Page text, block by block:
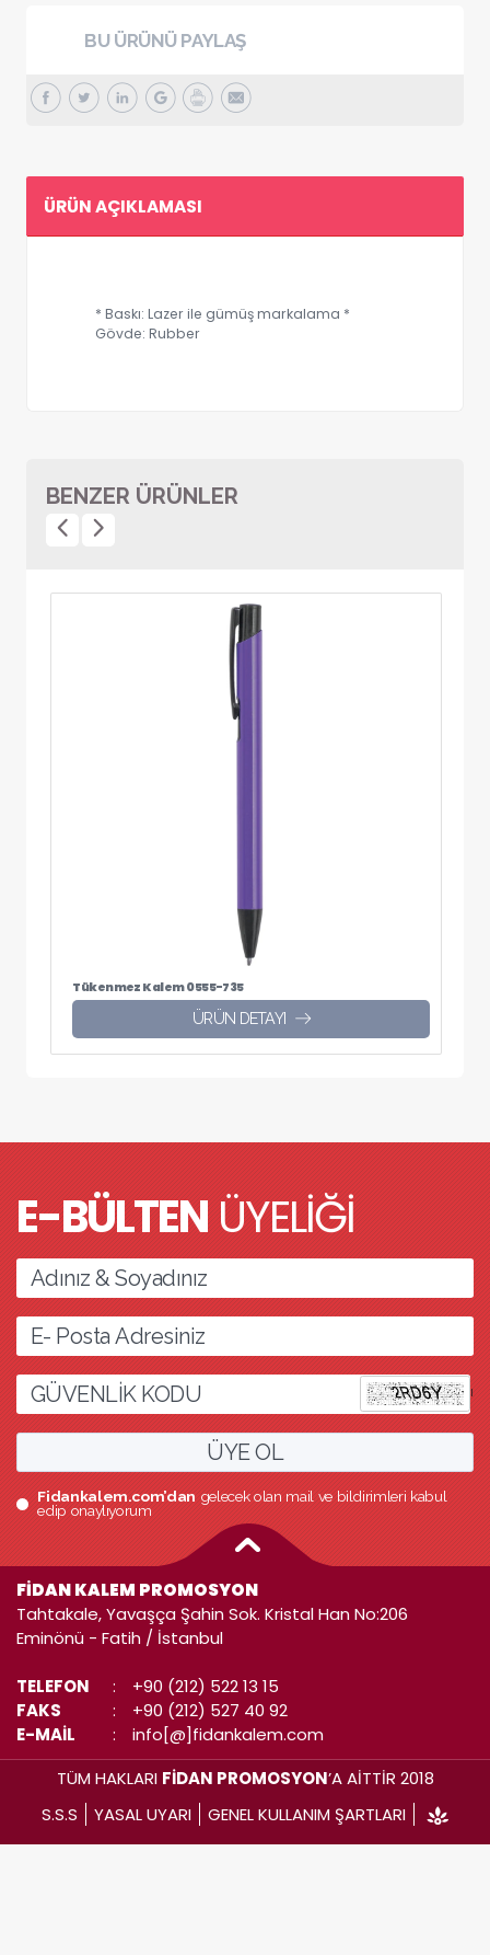
BU ÜRÜNÜ PAYLAŞ
ÜRÜN AÇIKLAMASI
* Baskı: Lazer ile gümüş markalama *
Gövde: Rubber
BENZER ÜRÜNLER
Tükenmez Kalem 0555-735
ÜRÜN DETAYI
E-BÜLTENÜYELİĞİ
l
ÜYE OL
Fidankalem.com’dangelecek olan mail ve bildirimleri kabul
edip onaylıyorum
FİDAN KALEM PROMOSYON
Tahtakale, Yavaşça Şahin Sok. Kristal Han No:206
Eminönü - Fatih / İstanbul
TELEFON :
+90 (212) 522 13 15
FAKS
:
+90 (212) 527 40 92
E-MAİL
:
info[@]fidankalem.com
TÜM HAKLARI FİDAN PROMOSYON’A AİTTİR 2018
S.S.S
YASAL UYARI GENEL KULLANIM ŞARTLARI